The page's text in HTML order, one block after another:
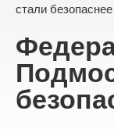
стали безопаснее